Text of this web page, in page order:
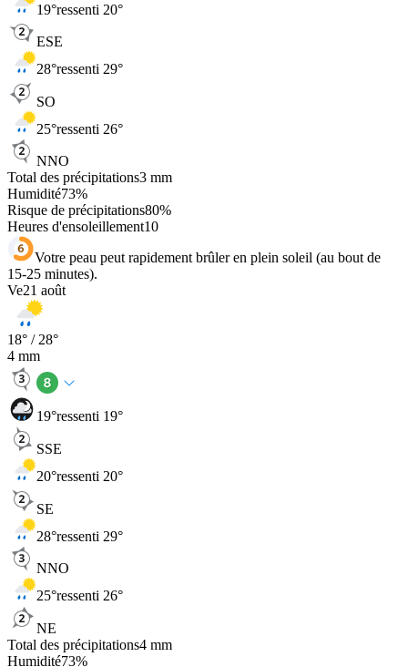
19°ressenti 20°
ESE
28°ressenti 29°
SO
25°ressenti 26°
NNO
Total des précipitations3 mm
Humidité73%
Risque de précipitations80%
Heures d'ensoleillement10
Votre peau peut rapidement brûler en plein soleil (au bout de
15-25 minutes).
Ve21 août
18° / 28°
4 mm
19°ressenti 19°
SSE
20°ressenti 20°
SE
28°ressenti 29°
NNO
25°ressenti 26°
NE
Total des précipitations4 mm
Humidité73%